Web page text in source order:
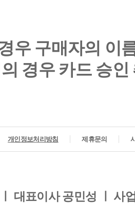
우 구매자의 이
경우 카드 승
개인정보처리방침 제휴문의
대표이사 공민성 ㅣ 사